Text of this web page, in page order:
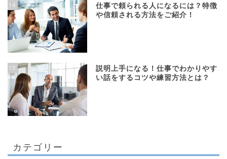
14
仕事で頼られる人になるには？特徴
や信頼される方法をご紹介！
15
説明上手になる！仕事でわかりやす
い話をするコツや練習方法とは？
カテゴリー